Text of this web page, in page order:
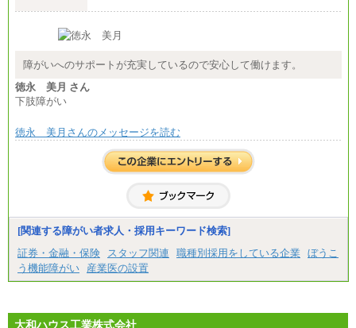
障がいへのサポートが充実しているので安心して働けます。
徳永 美月 さん
下肢障がい
徳永 美月さんのメッセージを読む
[関連する障がい者求人・採用キーワード検索]
証券・金融・保険
スタッフ関連 職種別採用をしている企業
ぼうこ
う機能障がい
産業医の設置
大和ハウス工業株式会社